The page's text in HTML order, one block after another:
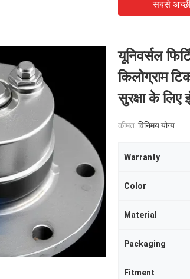
सबसे
यूनिवर्सल
किलोग्राम
सुरक्षा के लिए
कीमत: विनिमय योग्य
Warranty
Color
Material
Packaging
Fitment